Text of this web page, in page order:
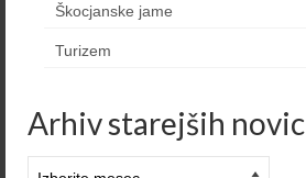
Škocjanske jame
Turizem
Arhiv starejših novic